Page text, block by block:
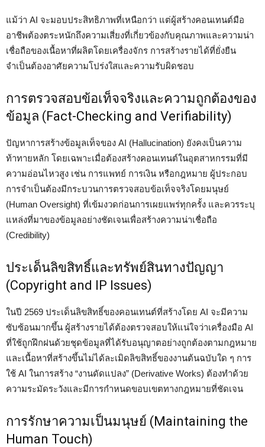
แม้ว่า AI จะมอบประสิทธิภาพที่เหนือกว่า แต่ผู้สร้างคอนเทนต์มือ
อาชีพต้องตระหนักถึงความเสี่ยงที่เกี่ยวข้องกับคุณภาพและความน่า
เชื่อถือของเนื้อหาที่ผลิตโดยเครื่องจักร การสร้างรายได้ที่ยั่งยืน
จำเป็นต้องอาศัยความโปร่งใสและความรับผิดชอบ
การตรวจสอบข้อเท็จจริงและความถูกต้องของ
ข้อมูล (Fact-Checking and Verifiability)
ปัญหาการสร้างข้อมูลเท็จของ AI (Hallucination) ยังคงเป็นความ
ท้าทายหลัก โดยเฉพาะเมื่อต้องสร้างคอนเทนต์ในอุตสาหกรรมที่มี
ความอ่อนไหวสูง เช่น การแพทย์ การเงิน หรือกฎหมาย ผู้ประกอบ
การจำเป็นต้องมีกระบวนการตรวจสอบข้อเท็จจริงโดยมนุษย์
(Human Oversight) ที่เข้มงวดก่อนการเผยแพร่ทุกครั้ง และควรระบุ
แหล่งที่มาของข้อมูลอย่างชัดเจนเพื่อสร้างความน่าเชื่อถือ
(Credibility)
ประเด็นลิขสิทธิ์และทรัพย์สินทางปัญญา
(Copyright and IP Issues)
ในปี 2569 ประเด็นลิขสิทธิ์ของคอนเทนต์ที่สร้างโดย AI จะมีความ
ซับซ้อนมากขึ้น ผู้สร้างรายได้ต้องตรวจสอบให้แน่ใจว่าเครื่องมือ AI
ที่ใช้ถูกฝึกฝนด้วยชุดข้อมูลที่ได้รับอนุญาตอย่างถูกต้องตามกฎหมาย
และเนื้อหาที่สร้างขึ้นไม่ได้ละเมิดลิขสิทธิ์ของงานต้นฉบับใด ๆ การ
ใช้ AI ในการสร้าง “งานดัดแปลง” (Derivative Works) ต้องทำด้วย
ความระมัดระวังและมีการกำหนดขอบเขตทางกฎหมายที่ชัดเจน
การรักษาความเป็นมนุษย์ (Maintaining the
Human Touch)